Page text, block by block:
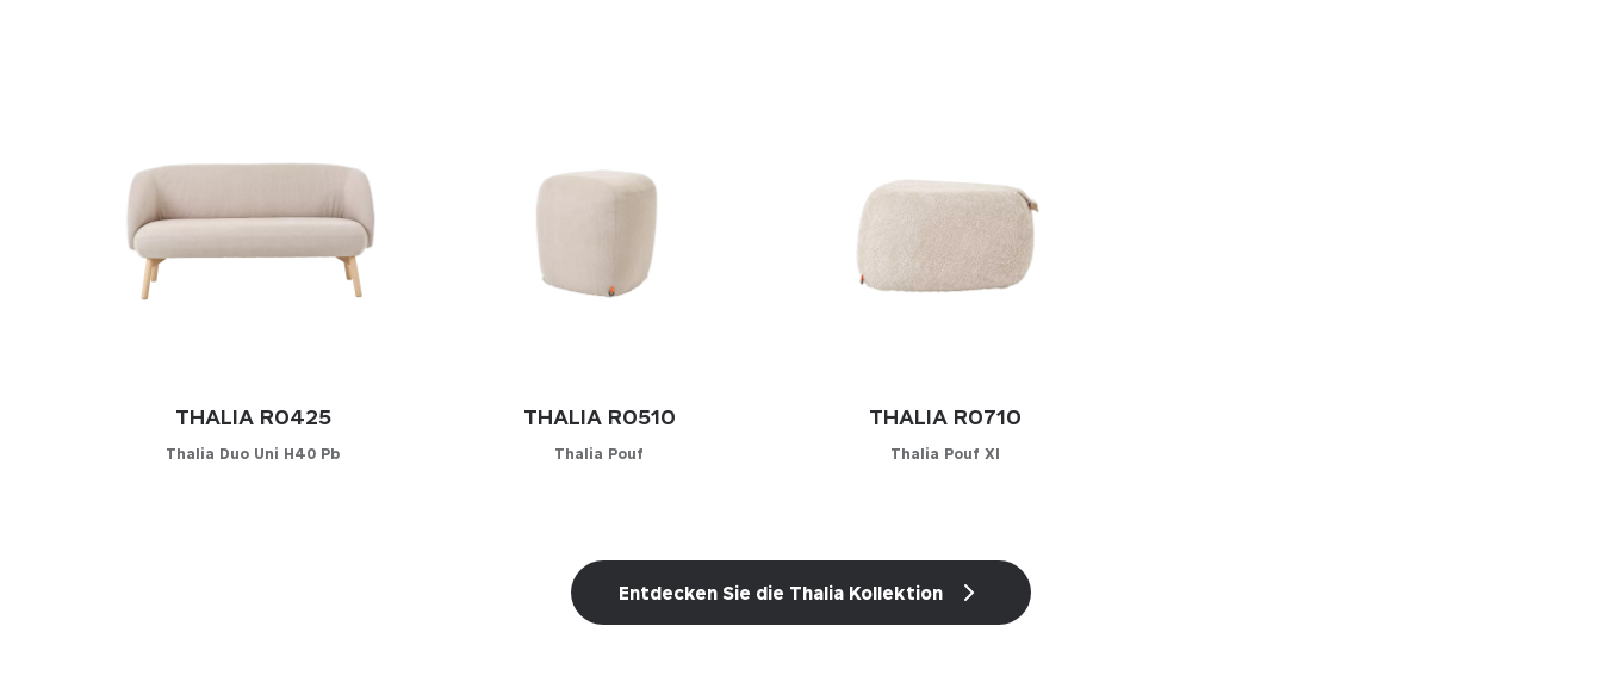
THALIA R0425
Thalia Duo Uni H40 Pb
THALIA R0510
Thalia Pouf
WÄHLEN SIE IHREN BEZUG
Kunstleder
THALIA R0710
Thalia Pouf Xl
WÄHLEN SIE IHREN BEZUG
Kunstleder
Stoff
Entdecken Sie die Thalia Kollektion